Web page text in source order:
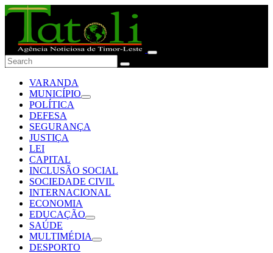
VARANDA
MUNICÍPIO
POLÍTICA
DEFESA
SEGURANÇA
JUSTIÇA
LEI
CAPITAL
INCLUSÃO SOCIAL
SOCIEDADE CIVIL
INTERNACIONAL
ECONOMIA
EDUCAÇÃO
SAÚDE
MULTIMÉDIA
DESPORTO